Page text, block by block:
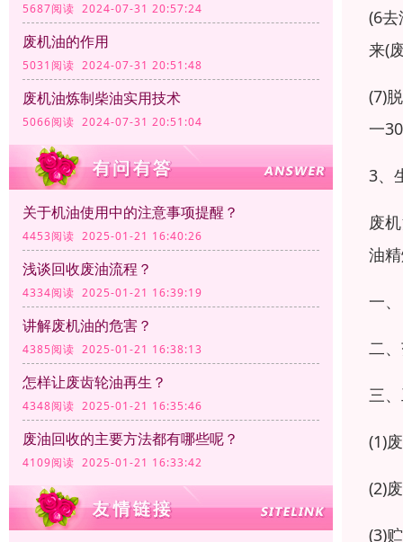
5687阅读 2024-07-31 20:57:24
废机油的作用
5031阅读 2024-07-31 20:51:48
废机油炼制柴油实用技术
5066阅读 2024-07-31 20:51:04
关于机油使用中的注意事项提醒？
4453阅读 2025-01-21 16:40:26
浅谈回收废油流程？
4334阅读 2025-01-21 16:39:19
讲解废机油的危害？
4385阅读 2025-01-21 16:38:13
怎样让废齿轮油再生？
4348阅读 2025-01-21 16:35:46
废油回收的主要方法都有哪些呢？
4109阅读 2025-01-21 16:33:42
(6
来(
(7)
一
3、
废
油
一
二
三
(1)
(2)
(3)